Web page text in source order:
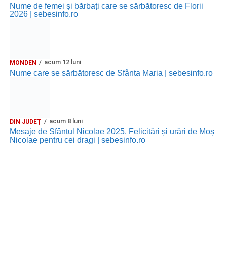
Ora 20.30– Parcul Tineretului: proiecția filmului pentru
copii „Străjerii Deltei”
JOI, 27 AUGUST 2026
Grădina Muzeului Municipal „Ioan
Ora 19.00–Sărbătoarea Seniorilor
premiere a cuplurilor care aniversează 50 de ani de
căsătorie.
Nume de femei și bărbați care se sărbătoresc de Florii
2026 | sebesinfo.ro
MONDEN acum 12 luni
Nume care se sărbătoresc de Sfânta Maria | sebesinfo.ro
DIN JUDEȚ acum 8 luni
Mesaje de Sfântul Nicolae 2025. Felicitări și urări de Moș
Nicolae pentru cei dragi | sebesinfo.ro